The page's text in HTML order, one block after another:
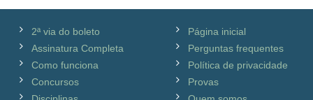
2ª via do boleto
Assinatura Completa
Como funciona
Concursos
Página inicial
Perguntas frequentes
Política de privacidade
Provas